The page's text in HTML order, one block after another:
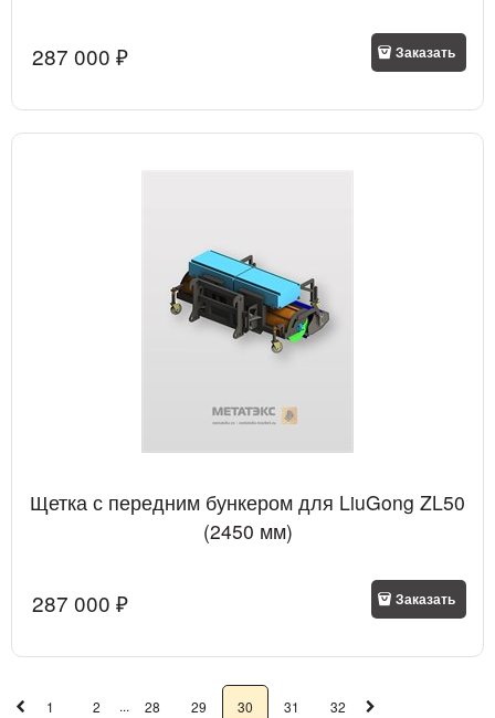
287 000 ₽ Заказать
Щетка с передним бункером для LiuGong ZL50
(2450 мм)
287 000 ₽ Заказать
1 2 ... 28 29 30 31 32